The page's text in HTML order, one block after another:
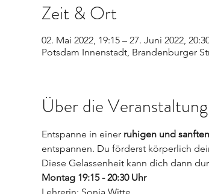
Zeit & Ort
02. Mai 2022, 19:15 – 27. Juni 2022,
Potsdam Innenstadt, Brandenburger
Über die Veranstaltung
Entspanne in einer ruhigen und
entspannen. Du förderst körperlich
Diese Gelassenheit kann dich dann
Montag 19:15 - 20:30 Uhr